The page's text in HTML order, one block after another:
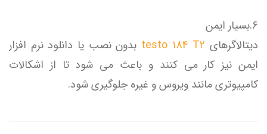
6.بسیار ایمن
دیتالاگرهای testo 184 T2 بدون نصب یا دانلود نرم افزار
ایمن نیز کار می کنند و باعث می شود تا از اشکالات
کامپیوتری مانند ویروس و غیره جلوگیری شود.